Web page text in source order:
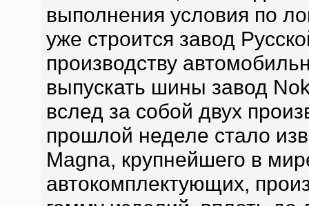
выполнения условия по
уже строится завод
производству
выпускать шины завод
вслед за собой двух
прошлой неделе стало
Magna, крупнейшего в
автокомплектующих,